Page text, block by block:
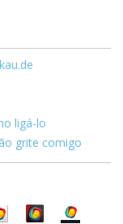
ligá-lo
grite comigo